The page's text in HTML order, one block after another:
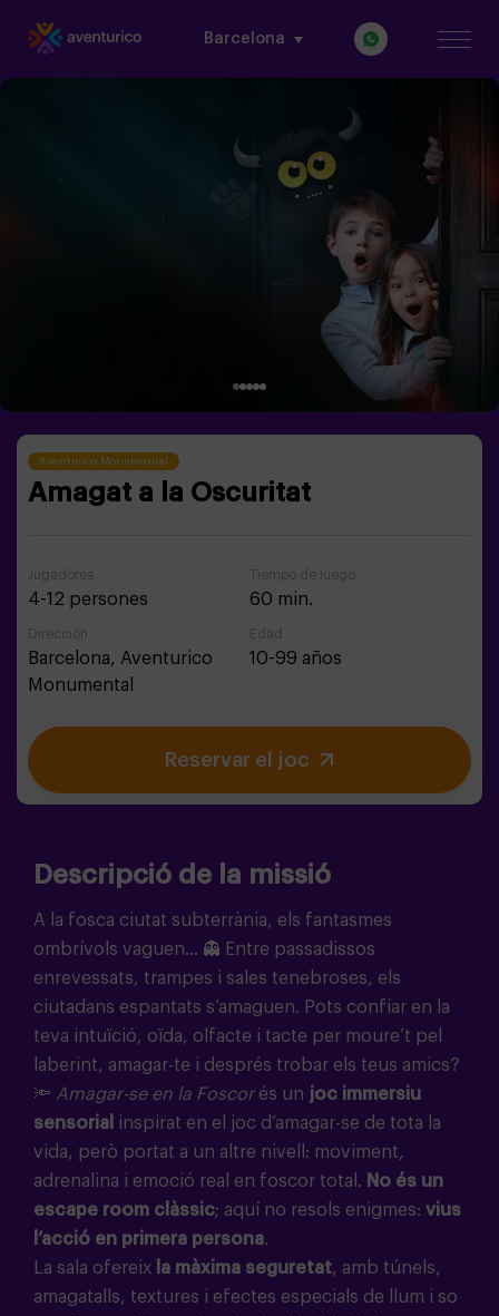
Barcelona
Aventurico Monumental
Amagat a la Oscuritat
Jugadores
4-12 persones
Tiempo de juego
60 min.
Dirección
Barcelona, Aventurico
Monumental
Edad
10-99 años
Reservar el joc
Descripció de la missió
A la fosca ciutat subterrània, els fantasmes
ombrívols vaguen… 👻 Entre passadissos
enrevessats, trampes i sales tenebroses, els
ciutadans espantats s’amaguen. Pots confiar en la
teva intuïció, oïda, olfacte i tacte per moure’t pel
laberint, amagar-te i després trobar els teus amics?
🔦 Amagar-se en la Foscorés un joc immersiu
sensorial
inspirat en el joc d’amagar-se de tota la
vida, però portat a un altre nivell: moviment,
adrenalina i emoció real en foscor total. No és un
escape room clàssic; aquí no resols enigmes: vius
l’acció en primera persona.
La sala ofereix la màxima seguretat, amb túnels,
amagatalls, textures i efectes especials de llum i so